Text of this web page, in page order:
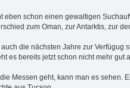
eben schon einen gewaltigen
zum Oman, zur Antarktis, zur
die nächsten Jahre zur
es bereits jetzt schon nicht mehr gut
Messen geht, kann man es sehen.